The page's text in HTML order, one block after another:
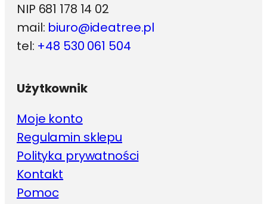
NIP 681 178 14 02
mail: biuro@ideatree.pl
tel: +48 530 061 504
Użytkownik
Moje konto
Regulamin sklepu
Polityka prywatności
Kontakt
Pomoc